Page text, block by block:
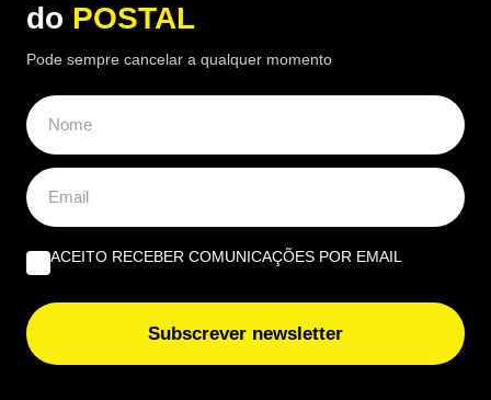
ECONOMIA ,EUROPA
“No meu tempo ganhava 150€ mas
do POSTAL
Pode sempre cancelar a qualquer momento
ACEITO RECEBER COMUNICAÇÕES POR EMAIL
Subscrever newsletter